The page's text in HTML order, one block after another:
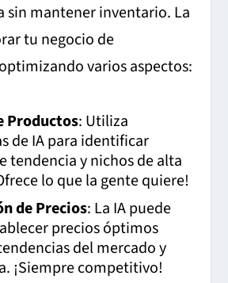
sin mantener inventario. La
tu negocio de
varios aspectos:
Productos: Utiliza
de IA para identificar
tendencia y nichos de alta
lo que la gente quiere!
de Precios: La IA puede
precios óptimos
del mercado y
¡Siempre competitivo!